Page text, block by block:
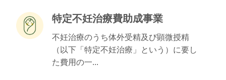
特定不妊治療費助成事業
不妊治療のうち体外受精及び顕微授精
（以下「特定不妊治療」という）に要し
た費用の一...